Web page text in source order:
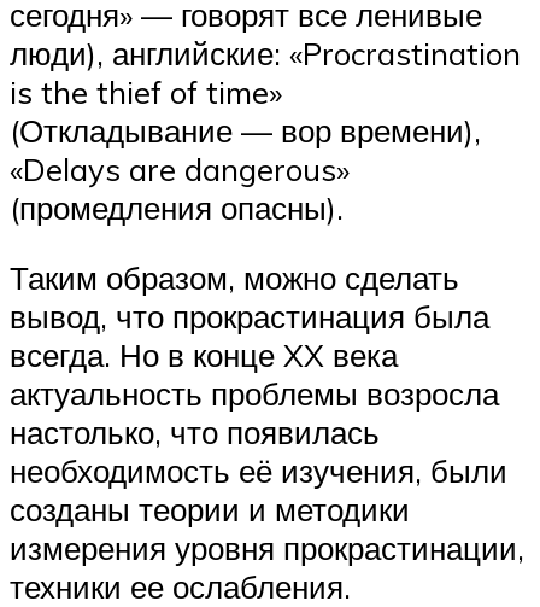
сегодня» — говорят все ленивые
люди), английские: «Procrastination
is the thief of time»
(Откладывание — вор времени),
«Delays are dangerous»
(промедления опасны).
Таким образом, можно сделать
вывод, что прокрастинация была
всегда. Но в конце XX века
актуальность проблемы возросла
настолько, что появилась
необходимость её изучения, были
созданы теории и методики
измерения уровня прокрастинации,
техники ее ослабления.